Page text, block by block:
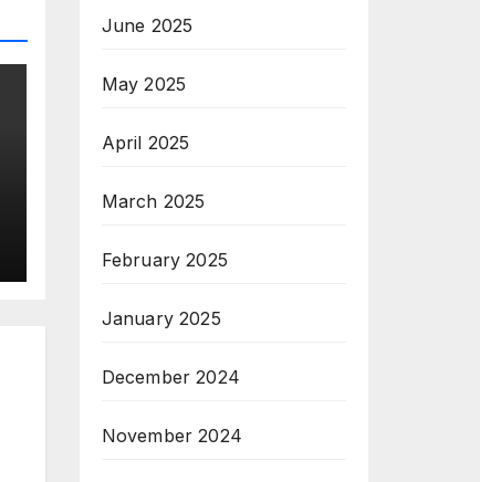
June 2025
May 2025
April 2025
March 2025
February 2025
January 2025
December 2024
November 2024